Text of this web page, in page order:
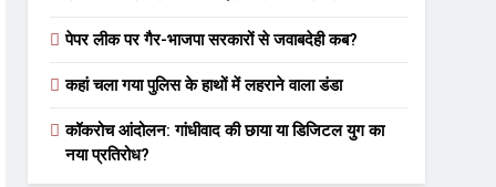
मे तत्पर दानवीर परिवार
पेपर लीक पर गैर-भाजपा सरकारों से जवाबदेही कब?
कहां चला गया पुलिस के हाथों में लहराने वाला डंडा
कॉकरोच आंदोलन: गांधीवाद की छाया या डिजिटल युग का
नया प्रतिरोध?